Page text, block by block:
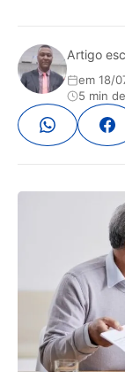
Artigo
em 18/
5 min